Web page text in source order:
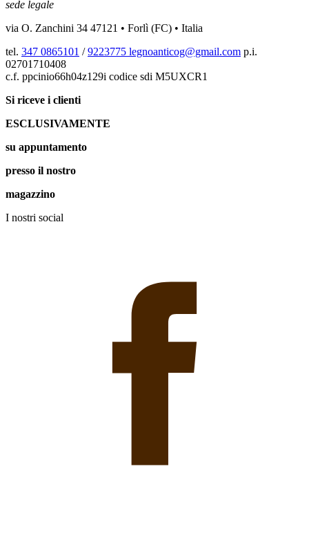
sede legale
via O. Zanchini 34 47121 • Forlì (FC) • Italia
tel. 347 0865101 /9223775 legnoanticog@gmail.com p.i.
02701710408
c.f. ppcinio66h04z129i codice sdi M5UXCR1
Si riceve i clienti
ESCLUSIVAMENTE
su appuntamento
presso il nostro
magazzino
I nostri social